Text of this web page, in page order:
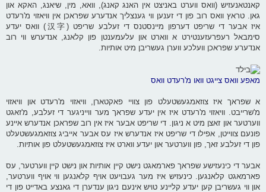
קאנטאנעזיש (וואס ווערט באניצט אין האנג קאנג), וואא, מין, שיאנג, האקא און
גאן. טראץ וואס רוב פון די זענען ווי גענצליך אנדערע שפראכן אין וויאזוי מ'רעדט
איז אבער די שריפט דערפון מיינסטנס די זעלבע שריפט (汉字) וואס יעדע
סימבאל רעפרעזענטירט א ווארט און עלעמענטן פון קלאנג, אנדערש ווי רוב
אנדערע שפראכן וועלכע ווערן געשריבן מיט אותיות.
מאפע וואס צייגט וואו מ'רעדט וואס
א שפראך איז צוזאמגעשטעלט פון צוויי פאקטארן, וויאזוי מ'רעדט און וויאזוי
מ'שרייבט. וויאזוי מ'רעדט איז אין יעדע שפראך מער ווייניגער די זעלבע, מ'זאגט
ווערטער און זאצן מיט א ניגון. די שריפט אבער איז אין רוב שפראכן אנדערש איינע
פונעם צווייטן, אפילו די שריפט איז אנדערש איז עס אבער אייביג צוזאמגעשטעלט
פון די זעלבע זאך, פון ווערטער און יעדע ווארט איז צוזאמגעשטעלט פון אותיות.
אבער די כינעזישע שפראך פארמאגט נישט קיין אותיות און נישט קיין ווערטער, עס
פארמאגט קלאנגען. כינעזיש איז מער געבויעט אויף קלאנגען ווי אויף ווערטער,
און ווי געשריבן קען יעדע קליינע טויש אינעם ניגון ענדערן די גאנצע באדייט פון די